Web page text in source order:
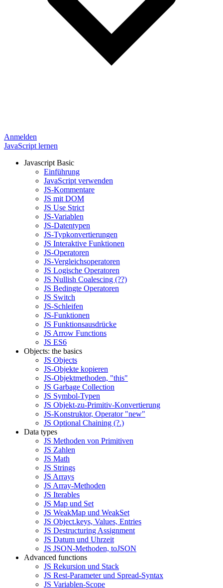
Anmelden
JavaScript lernen
Javascript Basic
Einführung
JavaScript verwenden
JS-Kommentare
JS mit DOM
JS Use Strict
JS-Variablen
JS-Datentypen
JS-Typkonvertierungen
JS Interaktive Funktionen
JS-Operatoren
JS-Vergleichsoperatoren
JS Logische Operatoren
JS Nullish Coalescing (??)
JS Bedingte Operatoren
JS Switch
JS-Schleifen
JS-Funktionen
JS Funktionsausdrücke
JS Arrow Functions
JS ES6
Objects: the basics
JS Objects
JS-Objekte kopieren
JS-Objektmethoden, "this"
JS Garbage Collection
JS Symbol-Typen
JS Objekt-zu-Primitiv-Konvertierung
JS-Konstruktor, Operator "new"
JS Optional Chaining (?.)
Data types
JS Methoden von Primitiven
JS Zahlen
JS Math
JS Strings
JS Arrays
JS Array-Methoden
JS Iterables
JS Map und Set
JS WeakMap und WeakSet
JS Object.keys, Values, Entries
JS Destructuring Assignment
JS Datum und Uhrzeit
JS JSON-Methoden, toJSON
Advanced functions
JS Rekursion und Stack
JS Rest-Parameter und Spread-Syntax
JS Variablen-Scope